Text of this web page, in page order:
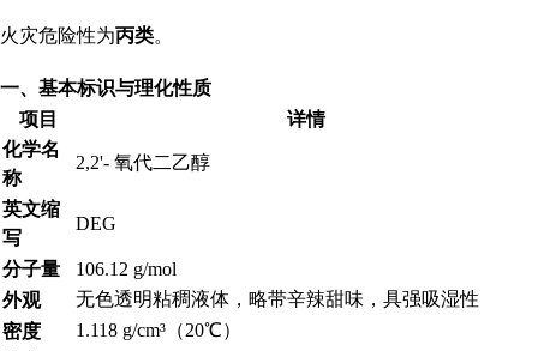
火灾危险性为丙类。
一、基本标识与理化性质
项目
详情
化学名
称
2,2'- 氧代二乙醇
英文缩
写
DEG
分子量
106.12 g/mol
外观
无色透明粘稠液体，略带辛辣甜味，具强吸湿性
密度
1.118 g/cm³（20℃）